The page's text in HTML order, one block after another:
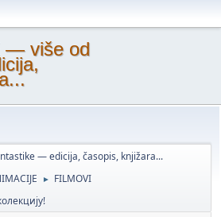
— više od
— edicija, časopis, knjižara...
► FILMOVI